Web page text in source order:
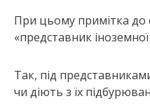
При цьому примітка до
«представник
Так, під
чи діють з їх